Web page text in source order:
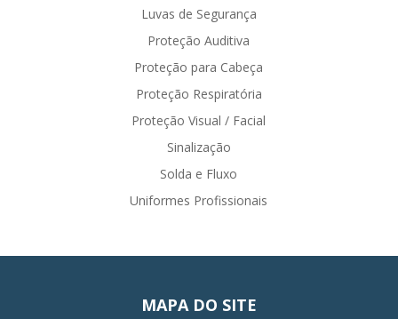
Luvas de Segurança
Proteção Auditiva
Proteção para Cabeça
Proteção Respiratória
Proteção Visual / Facial
Sinalização
Solda e Fluxo
Uniformes Profissionais
MAPA DO SITE